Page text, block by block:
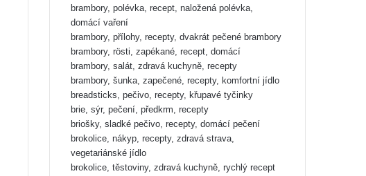
brambory, polévka, recept, naložená polévka,
domácí vaření
brambory, přílohy, recepty, dvakrát pečené brambory
brambory, rösti, zapékané, recept, domácí
brambory, salát, zdravá kuchyně, recepty
brambory, šunka, zapečené, recepty, komfortní jídlo
breadsticks, pečivo, recepty, křupavé tyčinky
brie, sýr, pečení, předkrm, recepty
briošky, sladké pečivo, recepty, domácí pečení
brokolice, nákyp, recepty, zdravá strava,
vegetariánské jídlo
brokolice, těstoviny, zdravá kuchyně, rychlý recept